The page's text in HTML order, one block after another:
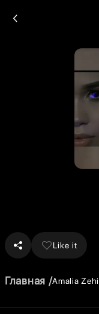
Like it
Главная Amalia